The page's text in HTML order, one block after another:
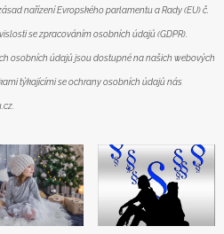
nařízení Evropského parlamentu a Rady (EU) č.
se zpracováním osobních údajů (GDPR).
osobních údajů jsou dostupné na našich webových
týkajícími se ochrany osobních údajů nás